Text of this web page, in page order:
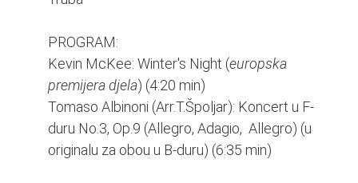
PROGRAM:
Kevin McKee: Winter's Night (europska
premijera djela) (4:20 min)
Tomaso Albinoni (Arr.T.Špoljar): Koncert u F-
duru No.3, Op.9 (Allegro, Adagio, Allegro) (u
originalu za obou u B-duru) (6:35 min)